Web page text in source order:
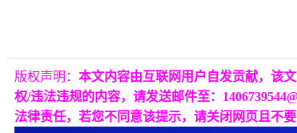
版权声明： 本文内容由互联网用户自发贡献，该
权/违法违规的内容，请发送邮件至：
法律责任，若您不同意该提示，请关闭网页且不